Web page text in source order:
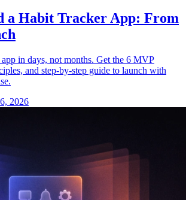
a Habit Tracker App: From
in days, not months. Get the 6 MVP
and step-by-step guide to launch with
2026